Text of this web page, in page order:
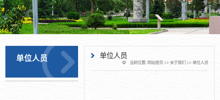
单位人员 单位人员
当前位置: 网站首页>> 关于我们 >> 单位人员